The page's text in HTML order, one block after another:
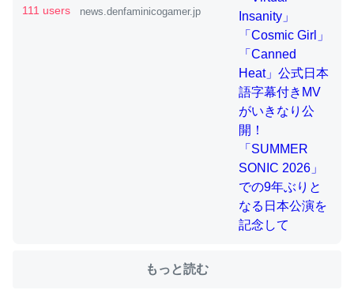
ウチもEchoを実家に置いて４年。でたまに覗いてる。ぼ
ちぼちRingも置こうかと画策中。あと、Googleマップで
位置情報を共有してる。電池残量や充電中かが分かるので
─たまにLINEするくらいだった遠方の父67歳と僕。ITツール導入で
コミュニケーションが劇的に変化した｜tayorini by LIFULL介護
ちょうど同じ理由でEcho Show 8を設定中でした。Prime
り時間を日数にすると1週間とかの人が多いそうだけど、
きMVがいきなり公開！「SUMMER
111 users news.denfaminicogamer.jp
もっと読む